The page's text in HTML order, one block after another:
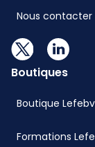
Nous contacter
Boutiques
Boutique
Formations